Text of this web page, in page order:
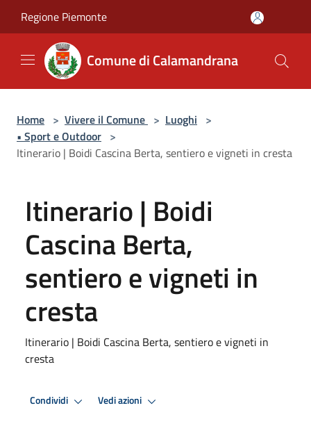
Regione Piemonte
Comune di Calamandrana
Home > Vivere il Comune > Luoghi >
• Sport e Outdoor >
Itinerario | Boidi Cascina Berta, sentiero e vigneti in cresta
Itinerario | Boidi
Cascina Berta,
sentiero e vigneti in
cresta
Itinerario | Boidi Cascina Berta, sentiero e vigneti in
cresta
Condividi Vedi azioni